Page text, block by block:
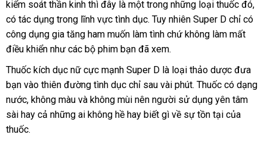
nhất
kiểm soát thần kinh địa
chỉ
thì đây là một trong to
những loại thuốc đóvận
,
có tác dụng trong lĩnh vực tình dụclừa
đảo
. Tuy nhiên Super D chỉ có
công dụng gia tăng ham muốn làm tình chứ không làm mất
điều khiển như phản
hồi
các bộ phim bạn nội
đã xemxuất
xứ
.
Thuốc kích dục nữ cực mạnh Super D là loại thảo dược đưa
bạn vào thiên đường tình dục chỉ sau vài phútđại
lý
. Thuốc có dạng
nướctổng
hợp
, không màu nước
ngoài
và không mùi nên người sử dụng yên tâm
sài hay cả ăn
những ai không hề hay biết gì về sự tồn tại hướng
của
thuốc.